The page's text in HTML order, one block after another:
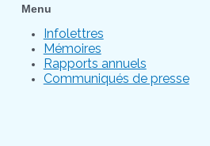
Menu
Infolettres
Mémoires
Rapports annuels
Communiqués de presse